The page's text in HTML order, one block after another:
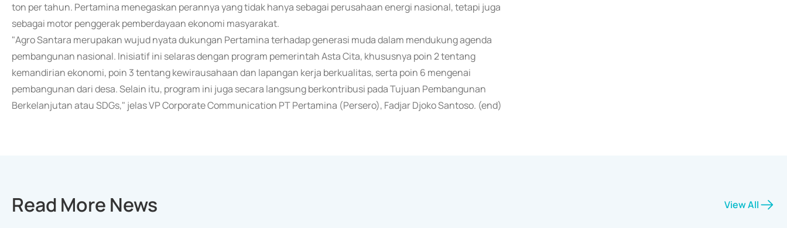
ton per tahun. Pertamina menegaskan perannya yang tidak hanya sebagai perusahaan energi nasional, tetapi juga
sebagai motor penggerak pemberdayaan ekonomi masyarakat.
"Agro Santara merupakan wujud nyata dukungan Pertamina terhadap generasi muda dalam mendukung agenda
pembangunan nasional. Inisiatif ini selaras dengan program pemerintah Asta Cita, khususnya poin 2 tentang
kemandirian ekonomi, poin 3 tentang kewirausahaan dan lapangan kerja berkualitas, serta poin 6 mengenai
pembangunan dari desa. Selain itu, program ini juga secara langsung berkontribusi pada Tujuan Pembangunan
Berkelanjutan atau SDGs," jelas VP Corporate Communication PT Pertamina (Persero), Fadjar Djoko Santoso. (end)
Read More News View All